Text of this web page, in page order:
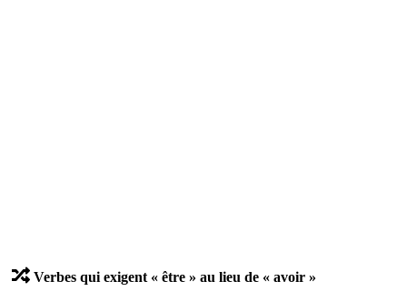
Verbes qui exigent « être » au lieu de « avoir »